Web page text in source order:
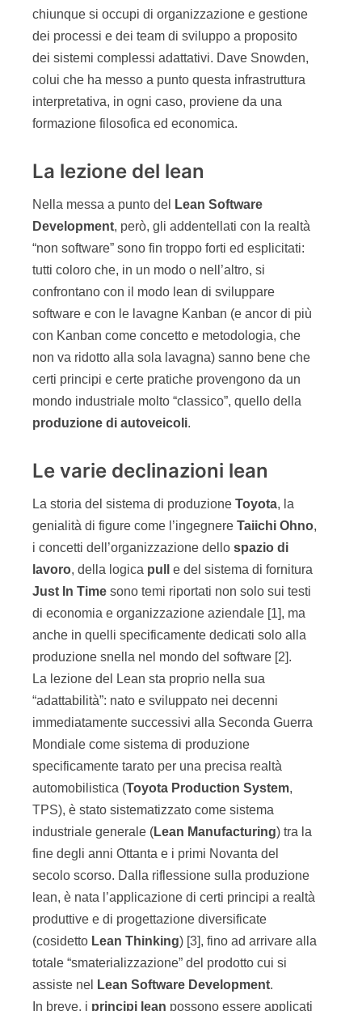
chiunque si occupi di organizzazione e gestione
dei processi e dei team di sviluppo a proposito
dei sistemi complessi adattativi. Dave Snowden,
colui che ha messo a punto questa infrastruttura
interpretativa, in ogni caso, proviene da una
formazione filosofica ed economica.
La lezione del lean
Nella messa a punto del
Lean Software
Development, però, gli addentellati con la realtà
“non software” sono fin troppo forti ed esplicitati:
tutti coloro che, in un modo o nell’altro, si
confrontano con il modo lean di sviluppare
software e con le lavagne Kanban (e ancor di più
con Kanban come concetto e metodologia, che
non va ridotto alla sola lavagna) sanno bene che
certi principi e certe pratiche provengono da un
mondo industriale molto “classico”, quello della
produzione di autoveicoli.
Le varie declinazioni lean
La storia del sistema di produzione Toyota, la
genialità di figure come l’ingegnere Taiichi Ohno,
i concetti dell’organizzazione dello spazio di
lavoro, della logica pull
e del sistema di fornitura
Just In Time sono temi riportati non solo sui testi
di economia e organizzazione aziendale [1], ma
anche in quelli specificamente dedicati solo alla
produzione snella nel mondo del software [2].
La lezione del Lean sta proprio nella sua
“adattabilità”: nato e sviluppato nei decenni
immediatamente successivi alla Seconda Guerra
Mondiale come sistema di produzione
specificamente tarato per una precisa realtà
automobilistica (Toyota Production System,
TPS), è stato sistematizzato come sistema
industriale generale (Lean Manufacturing) tra la
fine degli anni Ottanta e i primi Novanta del
secolo scorso. Dalla riflessione sulla produzione
lean, è nata l’applicazione di certi principi a realtà
produttive e di progettazione diversificate
(cosidetto Lean Thinking) [3], fino ad arrivare alla
totale “smaterializzazione” del prodotto cui si
assiste nel
Lean Software Development.
In breve, i principi lean possono essere applicati